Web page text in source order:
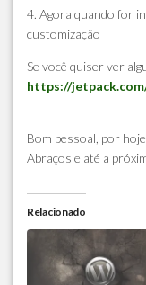
4. Agora quando for
customização
Se você quiser ver
https://
Bom pessoal, por
Abraços e até a
Relacionado